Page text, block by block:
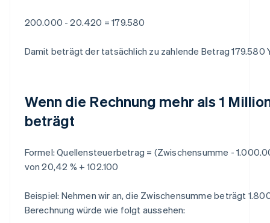
200.000 - 20.420 = 179.580
Damit beträgt der tatsächlich zu zahlende Betrag 179.580
Wenn die Rechnung mehr als 1
beträgt
Formel:Quellensteuerbetrag = (Zwischensumme -
von 20,42 % + 102.100
Beispiel: Nehmen wir an, die Zwischensumme beträgt
Berechnung würde wie folgt aussehen: